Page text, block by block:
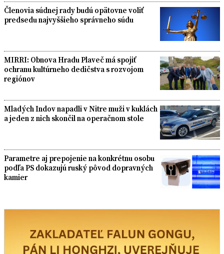
Členovia súdnej rady budú opätovne voliť
predsedu najvyššieho správneho súdu
MIRRI: Obnova Hradu Plaveč má spojiť
ochranu kultúrneho dedičstva s rozvojom
regiónov
Mladých Indov napadli v Nitre muži v kuklách
a jeden z nich skončil na operačnom stole
Parametre aj prepojenie na konkrétnu osobu
podľa PS dokazujú ruský pôvod dopravných
kamier